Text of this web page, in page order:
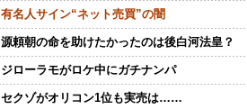
有名人サイン“ネット売買”の闇
源頼朝の命を助けたかったのは後白河法皇？
ジローラモがロケ中にガチナンパ
セクゾがオリコン1位も実売は……